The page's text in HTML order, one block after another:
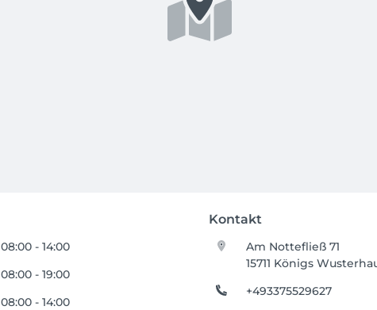
Kontakt
08:00 - 14:00
08:00 - 19:00
08:00 - 14:00
Am Nottefließ 71
15711 Königs
+493375529627